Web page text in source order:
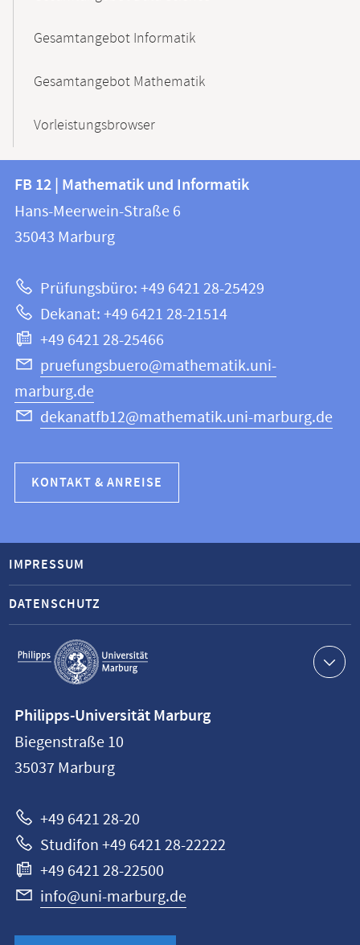
Gesamtangebot Informatik
Gesamtangebot Mathematik
Vorleistungsbrowser
Kontakt
und
Informationen
Website
FB
12
|
und
Informatik
FB 12 | Mathematik und Informatik
Hans-Meerwein-Straße 6
35043 Marburg
Prüfungsbüro: +49 6421 28-25429
Dekanat: +49 6421 28-21514
+49 6421 28-25466
pruefungsbuero@mathematik.uni-
marburg.de
dekanatfb12@mathematik.uni-marburg.de
KONTAKT & ANREISE
Service-
Navigation
IMPRESSUM
DATENSCHUTZ
Philipps-
Universität
Marburg
Philipps-Universität Marburg
Biegenstraße 10
35037 Marburg
+49 6421 28-20
Studifon +49 6421 28-22222
+49 6421 28-22500
info@uni-marburg.de